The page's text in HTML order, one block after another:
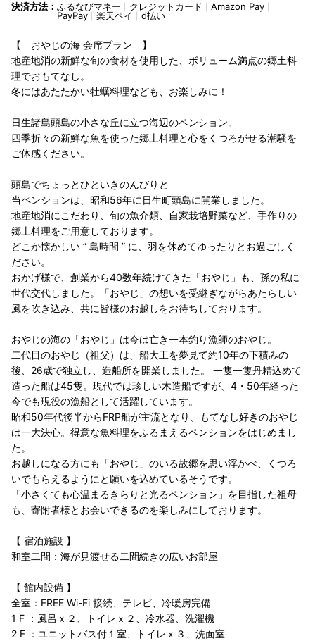
決済方法： ふるなびマネー クレジットカード
Amazon Pay
PayPay
楽天ペイ d払い
【 おやじの海 会席プラン 】
地産地消の新鮮な旬の食材を使用した、ボリューム満点の郷土料
理でおもてなし。
冬にはあたたかい牡蠣料理なども、お楽しみに！
日生諸島頭島の小さな丘に立つ海辺のペンション。
四季折々の新鮮な魚を使った郷土料理と心をくつろがせる潮騒を
ご体感ください。
頭島でちょっとひといきのんびりと
当ペンションは、昭和56年に日生町頭島に開業しました。
地産地消にこだわり、旬の魚介類、自家栽培野菜など、手作りの
郷土料理をご用意しております。
どこか懐かしい ” 島時間 ” に、羽を休めてゆったりとお過ごしく
ださい。
おかげ様で、創業から40数年続けてきた「おやじ」も、孫の私に
世代交代しました。「おやじ」の想いを受継ぎながらあたらしい
風を吹き込み、共に皆様のお越しをお待ちしております。
おやじの海の「おやじ」は今は亡き一本釣り漁師のおやじ。
二代目のおやじ（祖父）は、船大工を夢見て約10年の下積みの
後、26歳で独立し、造船所を開業しました。 一隻一隻丹精込めて
造った船は45隻。現代では珍しい木造船ですが、4・50年経った
今でも現役の漁船として活躍しています。
昭和50年代後半からFRP船が主流となり、もてなし好きのおやじ
は一大決心。得意な魚料理をふるまえるペンションをはじめまし
た。
お越しになる方にも「おやじ」のいる故郷を思い浮かべ、くつろ
いでもらえるようにと願いを込めているそうです。
「小さくても心温まるきらりと光るペンション」を目指した祖母
も、寄附者様とお会いできるのを楽しみにしております。
【 宿泊施設 】
和室二間：海が見渡せる二間続きの広いお部屋
【 館内設備 】
全室：FREE Wi-Fi 接続、テレビ、冷暖房完備
1 F ：風呂ｘ２、トイレｘ２、冷水器、洗濯機
2 F ：ユニットバス付１室、トイレｘ３、洗面室